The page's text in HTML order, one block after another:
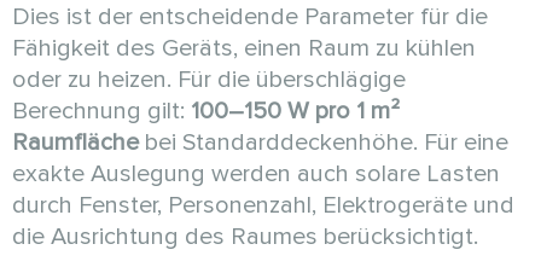
Dies ist der entscheidende Parameter für die
Fähigkeit des Geräts, einen Raum zu kühlen
oder zu heizen. Für die überschlägige
Berechnung gilt: 100–150 W pro 1 m²
Raumflächebei Standarddeckenhöhe. Für eine
exakte Auslegung werden auch solare Lasten
durch Fenster, Personenzahl, Elektrogeräte und
die Ausrichtung des Raumes berücksichtigt.